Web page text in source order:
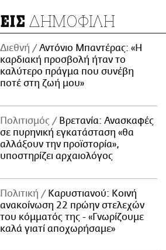
ΔΗΜΟΦΙΛΗ
Διεθνή
Αντόνιο Μπαντέρας: «Η
καρδιακή προσβολή ήταν το
καλύτερο πράγμα που συνέβη
ποτέ στη ζωή μου»
Πολιτισμός
Βρετανία: Ανασκαφές
σε πυρηνική εγκατάσταση «θα
αλλάξουν την προϊστορία»,
υποστηρίζει αρχαιολόγος
Πολιτική
Καρυστιανού: Κοινή
ανακοίνωση 22 πρώην στελεχών
του κόμματός της - «Γνωρίζουμε
καλά γιατί αποχωρήσαμε»